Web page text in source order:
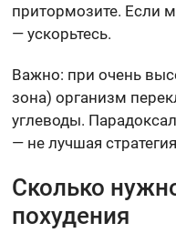
притормозите. Если
— ускорьтесь.
Важно: при очень
зона) организм
углеводы.
— не лучшая
Сколько
похудения